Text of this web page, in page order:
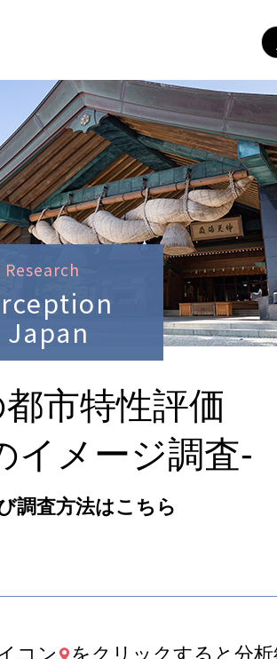
Japan
都市特性評価
イメージ調査-
調査方法はこちら
コン
をクリックすると分